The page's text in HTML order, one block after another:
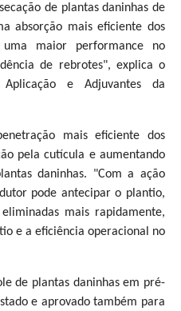
de plantas daninhas de
absorção mais eficiente dos
maior performance no
de rebrotes", explica o
e Adjuvantes da
mais eficiente dos
pela cutícula e aumentando
daninhas. "Com a ação
pode antecipar o plantio,
mais rapidamente,
e a eficiência operacional no
de plantas daninhas em pré-
e aprovado também para